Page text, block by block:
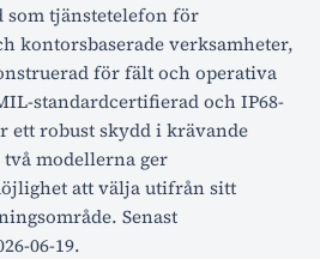
som tjänstetelefon för
kontorsbaserade verksamheter,
för fält och operativa
standardcertifierad och IP68-
ett robust skydd i krävande
modellerna ger
att välja utifrån sitt
Senast
06-19.